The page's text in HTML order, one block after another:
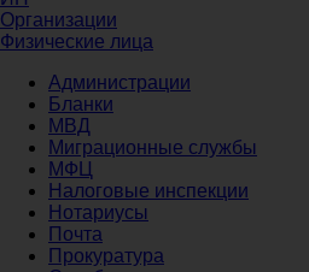
Организации
Физические лица
Администрации
Бланки
МВД
Миграционные службы
МФЦ
Налоговые инспекции
Нотариусы
Почта
Прокуратура